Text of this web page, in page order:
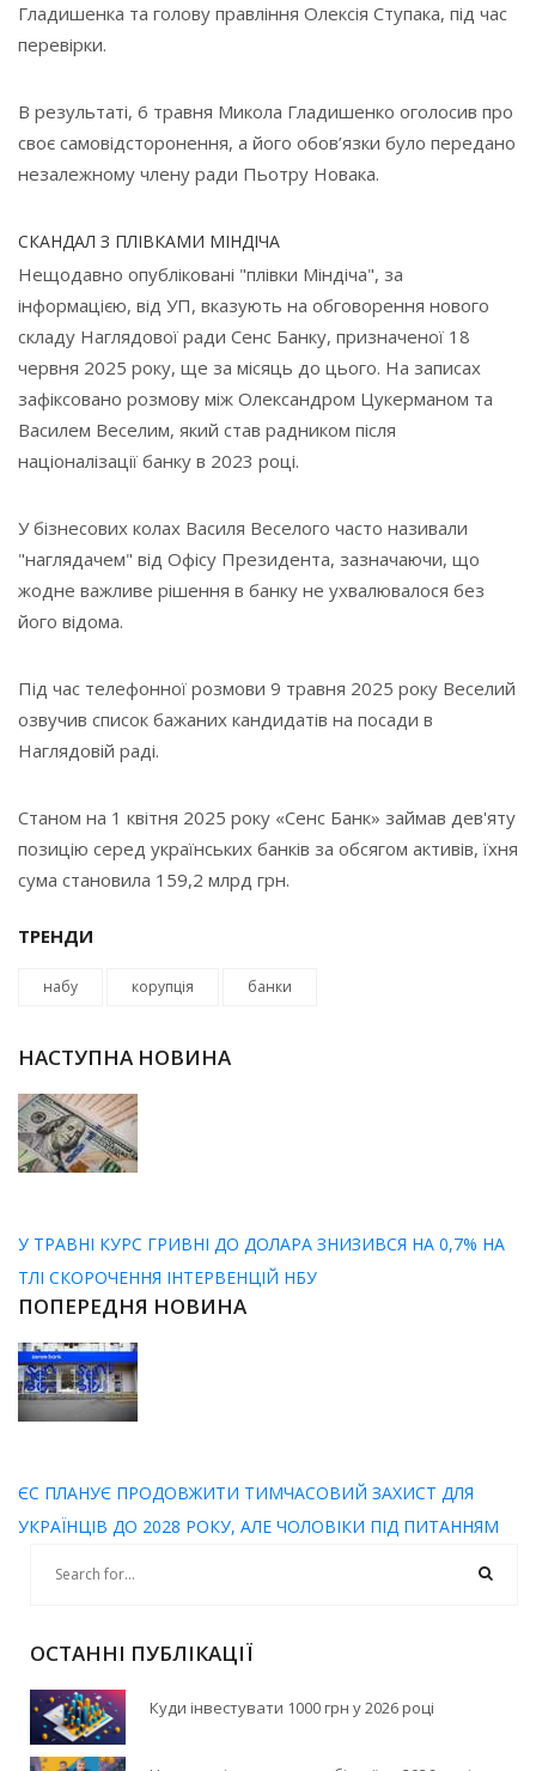
Гладишенка та голову правління Олексія Ступака, під час
перевірки.
В результаті, 6 травня Микола Гладишенко оголосив про
своє самовідсторонення, а його обов’язки було передано
незалежному члену ради Пьотру Новака.
СКАНДАЛ З ПЛІВКАМИ МІНДІЧА
Нещодавно опубліковані "плівки Міндіча", за
інформацією, від УП, вказують на обговорення нового
складу Наглядової ради Сенс Банку, призначеної 18
червня 2025 року, ще за місяць до цього. На записах
зафіксовано розмову між Олександром Цукерманом та
Василем Веселим, який став радником після
націоналізації банку в 2023 році.
У бізнесових колах Василя Веселого часто називали
"наглядачем" від Офісу Президента, зазначаючи, що
жодне важливе рішення в банку не ухвалювалося без
його відома.
Під час телефонної розмови 9 травня 2025 року Веселий
озвучив список бажаних кандидатів на посади в
Наглядовій раді.
Станом на 1 квітня 2025 року «Сенс Банк» займав дев'яту
позицію серед українських банків за обсягом активів, їхня
сума становила 159,2 млрд грн.
ТРЕНДИ
набу корупція банки
НАСТУПНА НОВИНА
У ТРАВНІ КУРС ГРИВНІ ДО ДОЛАРА ЗНИЗИВСЯ НА 0,7% НА
ТЛІ СКОРОЧЕННЯ ІНТЕРВЕНЦІЙ НБУ
ПОПЕРЕДНЯ НОВИНА
ЄС ПЛАНУЄ ПРОДОВЖИТИ ТИМЧАСОВИЙ ЗАХИСТ ДЛЯ
УКРАЇНЦІВ ДО 2028 РОКУ, АЛЕ ЧОЛОВІКИ ПІД ПИТАННЯМ
ОСТАННІ ПУБЛІКАЦІЇ
Куди інвестувати 1000 грн у 2026 році